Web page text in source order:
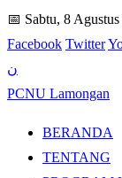
📅 Sabtu, 8
Facebook Twitter
ن
PCNU Lamongan
BERANDA
TENTANG